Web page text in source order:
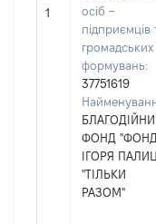
1
осіб –
підприємців
громадських
формувань:
37751619
ФОНД "ФОНД
ІГОРЯ ПАЛИЦІ
"ТІЛЬКИ
РАЗОМ"